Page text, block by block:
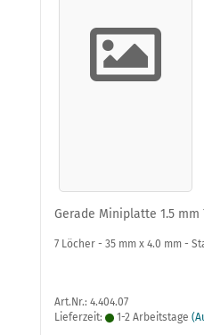
Gerade Miniplatte 1.5 mm
7 Löcher - 35 mm x 4.0 mm -
Art.Nr.: 4.404.07
Lieferzeit:
1-2 Arbeitstage